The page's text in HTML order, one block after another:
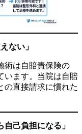
ない」
術は自賠責保険の
います。当院は自賠
の直接請求に慣れた
自己負担になる」